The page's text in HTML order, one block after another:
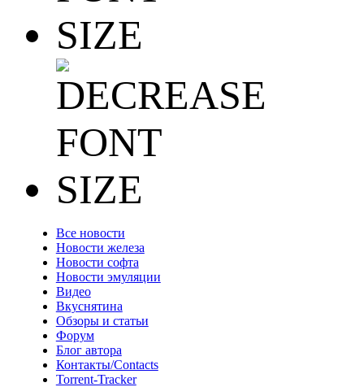
Все новости
Новости железа
Новости софта
Новости эмуляции
Видео
Вкуснятина
Обзоры и статьи
Форум
Блог автора
Контакты/Contacts
Torrent-Tracker